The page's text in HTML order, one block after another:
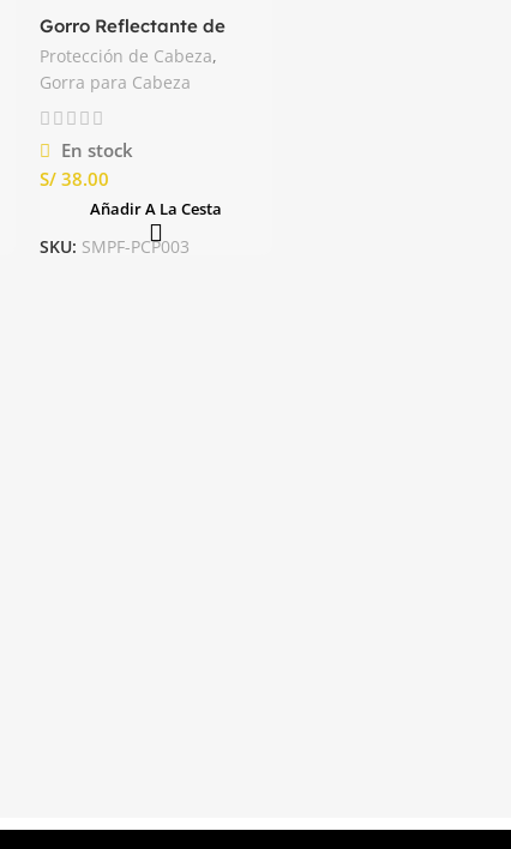
Gorro Reflectante de
Punto Forro de Insulatex
B026 Portwest
Protección de Cabeza,
Gorra para Cabeza
En stock
S/
Añadir A La Cesta
SKU: SMPF-PCP003